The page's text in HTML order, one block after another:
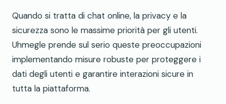
Quando si tratta di chat online, la privacy e la
sicurezza sono le massime priorità per gli utenti.
Uhmegle prende sul serio queste preoccupazioni
implementando misure robuste per proteggere i
dati degli utenti e garantire interazioni sicure in
tutta la piattaforma.